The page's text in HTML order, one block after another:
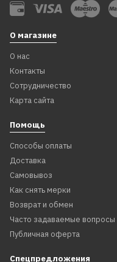
О магазине
О нас
Контакты
Сотрудничество
Карта сайта
Помощь
Способы оплаты
Доставка
Самовывоз
Как снять мерки
Возврат и обмен
Часто задаваемые вопросы
Публичная оферта
Спецпредложения